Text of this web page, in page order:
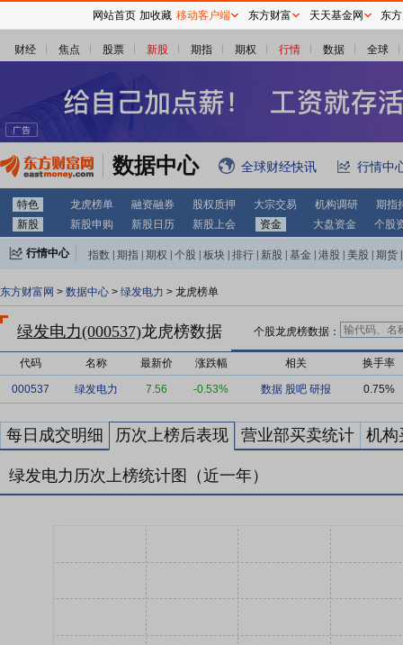
财经 焦点 股票 新股 期指 期权 行情 数据 全球
数据中心 全球财经快讯 行情中
特色 龙虎榜单 融资融券 股权质押 大宗交易 机构调研
期指
新股
新股申购 新股日历 新股上会 资金 大盘资金 个股
行情中心 指数 期指 期权 个股 板块 排行 新股 基金 港股 美股 期货
东方财富网 > 数据中心 > 绿发电力 > 龙虎榜单
绿发电力(000537)龙虎榜数据 个股龙虎榜数据：
代码 名称 最新价 涨跌幅 相关 换手率
000537 绿发电力 7.56 -0.53% 数据 股吧 研报 0.75%
每日成交明细 历次上榜后表现 营业部买卖统计 机构
绿发电力历次上榜统计图（近一年）
网站首页 加收藏 移动客户端 东方财富 天天基金网 东